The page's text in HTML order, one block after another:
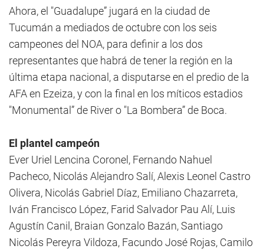
Ahora, el "Guadalupe” jugará en la ciudad de
Tucumán a mediados de octubre con los seis
campeones del NOA, para definir a los dos
representantes que habrá de tener la región en la
última etapa nacional, a disputarse en el predio de la
AFA en Ezeiza, y con la final en los míticos estadios
"Monumental” de River o "La Bombera” de Boca.
El plantel campeón
Ever Uriel Lencina Coronel, Fernando Nahuel
Pacheco, Nicolás Alejandro Salí, Alexis Leonel Castro
Olivera, Nicolás Gabriel Díaz, Emiliano Chazarreta,
Iván Francisco López, Farid Salvador Pau Alí, Luis
Agustín Canil, Braian Gonzalo Bazán, Santiago
Nicolás Pereyra Vildoza, Facundo José Rojas, Camilo